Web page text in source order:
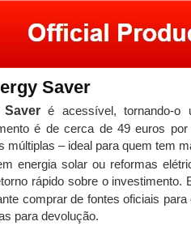
Saver
Saveré acessível, tornando-o
é de cerca de 49 euros
múltiplas – ideal para quem tem
energia solar ou reformas
rápido sobre o
comprar de fontes oficiais
para devolução.